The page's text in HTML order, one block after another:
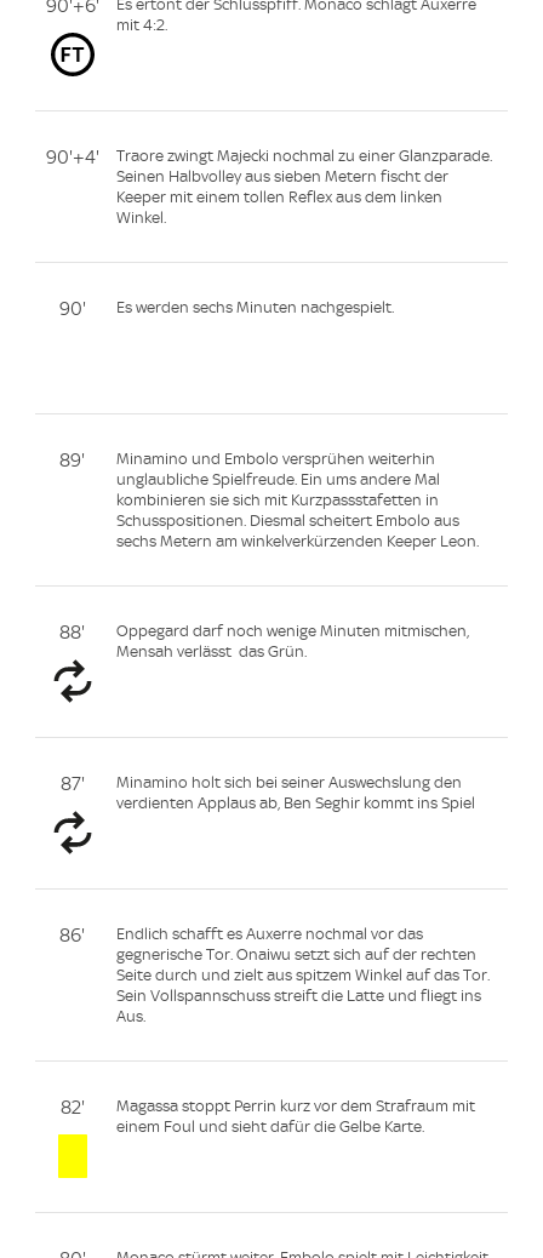
90'+6'
Es ertönt der Schlusspfiff. Monaco schlägt Auxerre
mit 4:2.
90'+4'
Traore zwingt Majecki nochmal zu einer Glanzparade.
Seinen Halbvolley aus sieben Metern fischt der
Keeper mit einem tollen Reflex aus dem linken
Winkel.
90' Es werden sechs Minuten nachgespielt.
89'
Minamino und Embolo versprühen weiterhin
unglaubliche Spielfreude. Ein ums andere Mal
kombinieren sie sich mit Kurzpassstafetten in
Schusspositionen. Diesmal scheitert Embolo aus
sechs Metern am winkelverkürzenden Keeper Leon.
88'
Oppegard darf noch wenige Minuten mitmischen,
Mensah verlässt das Grün.
87'
Minamino holt sich bei seiner Auswechslung den
verdienten Applaus ab, Ben Seghir kommt ins Spiel
86'
Endlich schafft es Auxerre nochmal vor das
gegnerische Tor. Onaiwu setzt sich auf der rechten
Seite durch und zielt aus spitzem Winkel auf das Tor.
Sein Vollspannschuss streift die Latte und fliegt ins
Aus.
82'
Magassa stoppt Perrin kurz vor dem Strafraum mit
einem Foul und sieht dafür die Gelbe Karte.